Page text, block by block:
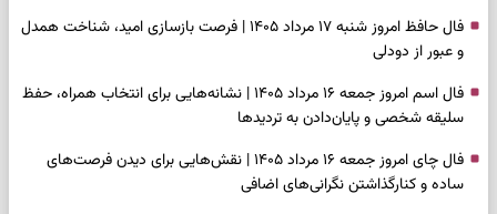
فال حافظ امروز شنبه ۱۷ مرداد ۱۴۰۵ | فرصت بازسازی امید، شناخت همدل
و عبور از دودلی
فال اسم امروز جمعه ۱۶ مرداد ۱۴۰۵ | نشانه‌هایی برای انتخاب همراه، حفظ
سلیقه شخصی و پایان‌دادن به تردیدها
فال چای امروز جمعه ۱۶ مرداد ۱۴۰۵ | نقش‌هایی برای دیدن فرصت‌های
ساده و کنارگذاشتن نگرانی‌های اضافی